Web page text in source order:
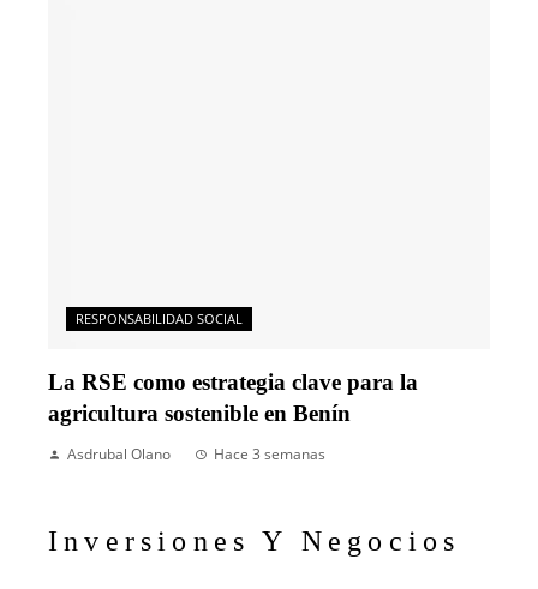
RESPONSABILIDAD SOCIAL
La RSE como estrategia clave para la
agricultura sostenible en Benín
Asdrubal Olano Hace 3 semanas
Inversiones Y Negocios